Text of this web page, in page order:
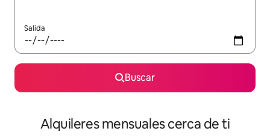
Salida
Buscar
Alquileres mensuales cerca de ti